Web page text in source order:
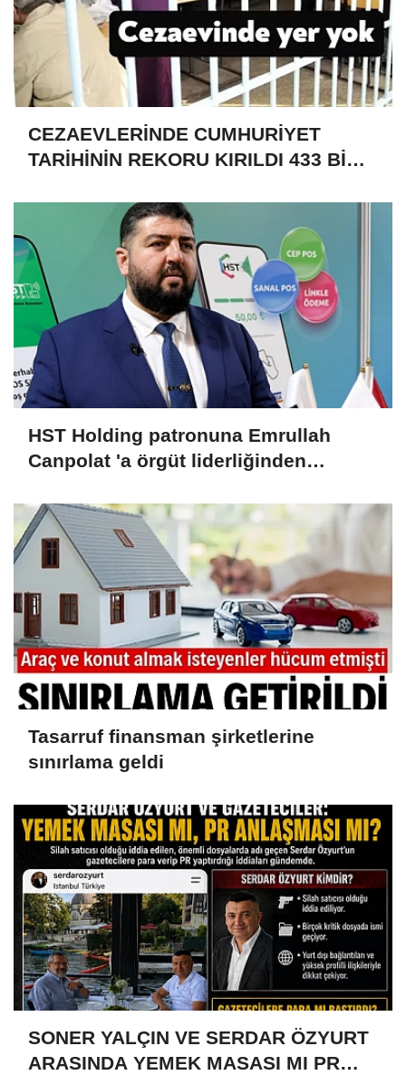
CEZAEVLERİNDE CUMHURİYET
TARİHİNİN REKORU KIRILDI 433 BİN
HST Holding patronuna Emrullah
Canpolat 'a örgüt liderliğinden
malvarlığına el konuldu
Tasarruf finansman şirketlerine
sınırlama geldi
SONER YALÇIN VE SERDAR ÖZYURT
ARASINDA YEMEK MASASI MI PR